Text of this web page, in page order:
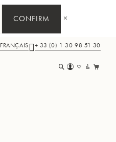
CONFIRM
FRANÇAIS + 33 (0) 1 30 98 51 30